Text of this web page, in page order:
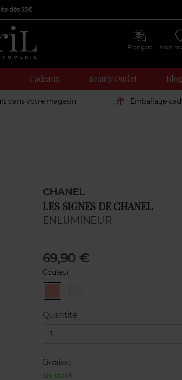
dès 55€
Français Mon
Cadeaux Beauty Outlet Blog
dans votre magasin Emballage
CHANEL
LES SIGNES DE CHANEL
ENLUMINEUR
69,90 €
Couleur
LUMIÈRE
Quantité
1
Livraison
En stock